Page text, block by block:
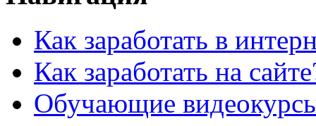
Как заработать в
Как заработать на
Обучающие